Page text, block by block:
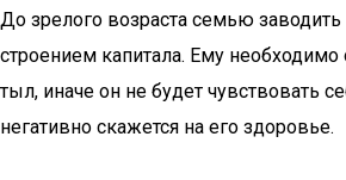
До зрелого возраста семью заводить
строением капитала. Ему необходимо
тыл, иначе он не будет чувствовать
негативно скажется на его здоровье.